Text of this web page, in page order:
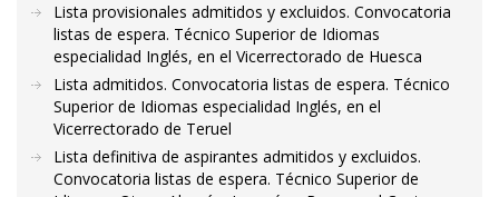
Lista provisionales admitidos y excluidos. Convocatoria
listas de espera. Técnico Superior de Idiomas
especialidad Inglés, en el Vicerrectorado de Huesca
Lista admitidos. Convocatoria listas de espera. Técnico
Superior de Idiomas especialidad Inglés, en el
Vicerrectorado de Teruel
Lista definitiva de aspirantes admitidos y excluidos.
Convocatoria listas de espera. Técnico Superior de